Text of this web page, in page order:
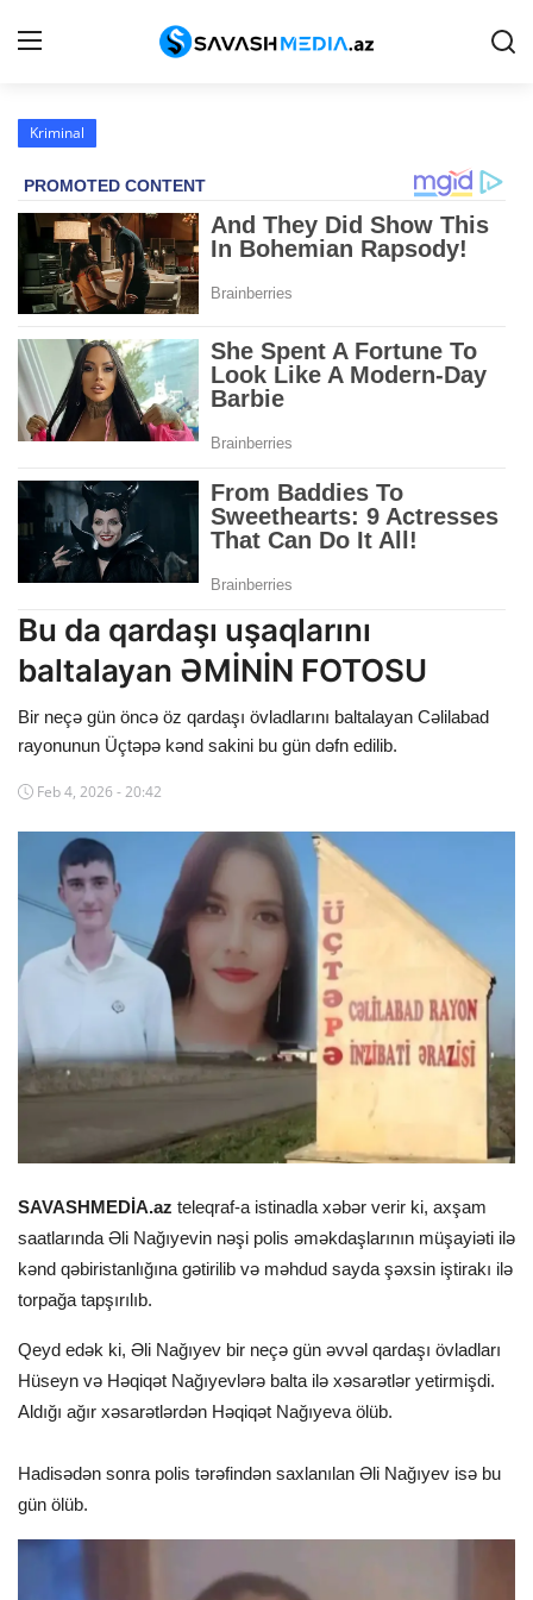
Haqqımızda
Peşə etikası
Reklam
Gündəm
Siyasət
Hadisə
Dünya
Cəmiyyət
İdman
Kriminal
Mövqe
Maraqlı
Sağlıq
Kriminal
Bu da qardaşı uşaqlarını
baltalayan ƏMİNİN FOTOSU
Bir neçə gün öncə öz qardaşı övladlarını baltalayan Cəlilabad
rayonunun Üçtəpə kənd sakini bu gün dəfn edilib.
Feb 4, 2026 - 20:42
SAVASHMEDİA.az teleqraf-a istinadla xəbər verir ki, axşam
saatlarında Əli Nağıyevin nəşi polis əməkdaşlarının müşayiəti ilə
kənd qəbiristanlığına gətirilib və məhdud sayda şəxsin iştirakı ilə
torpağa tapşırılıb.
Qeyd edək ki, Əli Nağıyev bir neçə gün əvvəl qardaşı övladları
Hüseyn və Həqiqət Nağıyevlərə balta ilə xəsarətlər yetirmişdi.
Aldığı ağır xəsarətlərdən Həqiqət Nağıyeva ölüb.
Hadisədən sonra polis tərəfindən saxlanılan Əli Nağıyev isə bu
gün ölüb.